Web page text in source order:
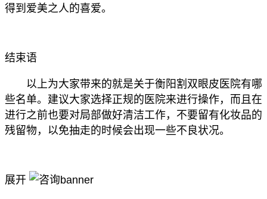
得到爱美之人的喜爱。
结束语
以上为大家带来的就是关于衡阳割双眼皮医院有哪
些名单。建议大家选择正规的医院来进行操作，而且在
进行之前也要对局部做好清洁工作，不要留有化妆品的
残留物，以免抽走的时候会出现一些不良状况。
展开